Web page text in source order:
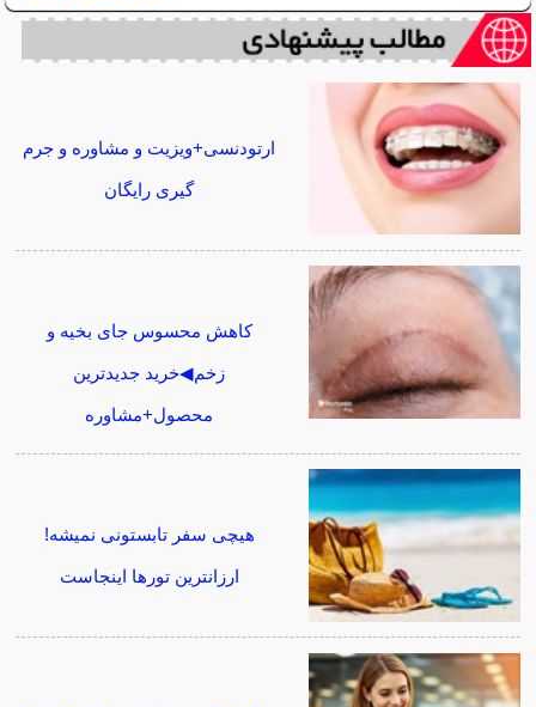
ارتودنسی+ویزیت و مشاوره و جرم
گیری رایگان
کاهش محسوس جای بخیه و
زخم◀خرید جدیدترین
محصول+مشاوره
هیچی سفر تابستونی نمیشه!
ارزانترین تورها اینجاست